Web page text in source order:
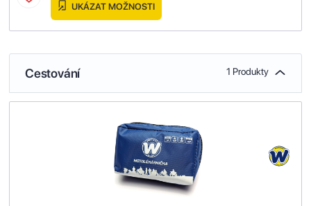
UKÁZAT MOŽNOSTI
Cestování 1 Produkty